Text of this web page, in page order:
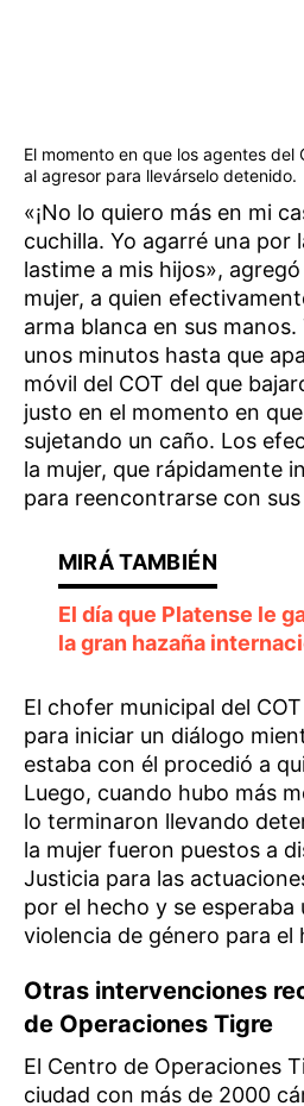
El momento en que los agentes del
al agresor para llevárselo detenido.
«¡No lo quiero más en mi
cuchilla. Yo agarré una por
lastime a mis hijos»,
mujer, a quien
arma blanca en sus
unos minutos hasta que
móvil del COT del que
justo en el momento en
sujetando un caño. Los
la mujer, que rápidamente
para reencontrarse con sus
El día que Platense le
la gran hazaña
El chofer municipal del
para iniciar un diálogo
estaba con él procedió a
Luego, cuando hubo más
lo terminaron llevando
la mujer fueron puestos a
Justicia para las
por el hecho y se
violencia de género para el
Otras intervenciones
de Operaciones Tigre
El Centro de Operaciones
ciudad con más de 2000